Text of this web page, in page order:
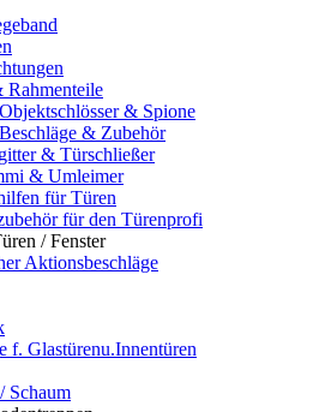
Rahmenteile
& Spione
& Zubehör
& Türschließer
& Umleimer
für Türen
für den Türenprofi
/ Fenster
Aktionsbeschläge
f. Glastürenu.Innentüren
Schaum